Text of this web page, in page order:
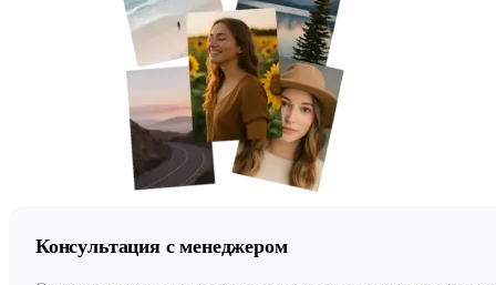
Консультация с менеджером